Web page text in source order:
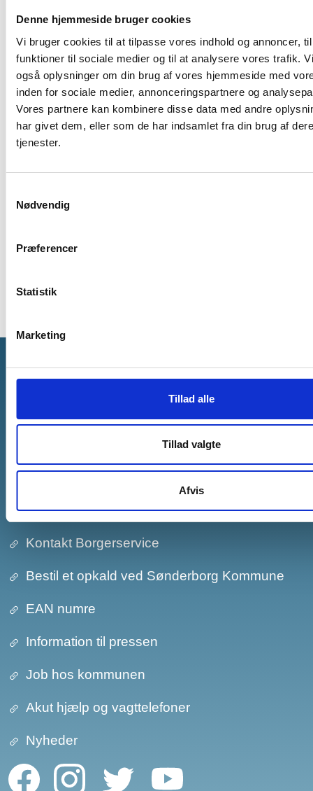
Denne hjemmeside bruger cookies
Vi bruger cookies til at tilpasse vores indhold og annoncer,
funktioner til sociale medier og til at analysere vores trafik.
også oplysninger om din brug af vores hjemmeside med
inden for sociale medier, annonceringspartnere og
Vores partnere kan kombinere disse data med andre
har givet dem, eller som de har indsamlet fra din brug af
tjenester.
Nødvendig
Præferencer
Statistik
Marketing
Tillad alle
Tillad valgte
Afvis
Voldgade 3
6400 Sønderborg
E-mail: ejendomsskatteafd@sonderborg.dk -
oplys gerne ejendomsnummer ved
henvendelse
Tlf. nr.:+45 88 72 40 08
henvendelse:
Mandag: lukket
Torsdag: 10:00 – 17:00
E-mail:post@sonderborg.dk
+45 88 72 64 00
Om kommunen
Kontakt Borgerservice
Bestil et opkald ved Sønderborg Kommune
EAN numre
Information til pressen
Job hos kommunen
Akut hjælp og vagttelefoner
Nyheder